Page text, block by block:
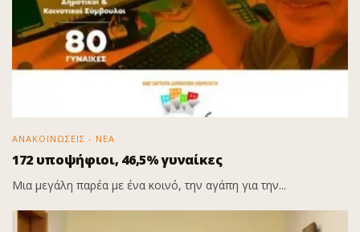
ΑΝΑΚΟΙΝΩΣΕΙΣ - ΝΕΑ
172 υποψήφιοι, 46,5% γυναίκες
Μια μεγάλη παρέα με ένα κοινό, την αγάπη για την...